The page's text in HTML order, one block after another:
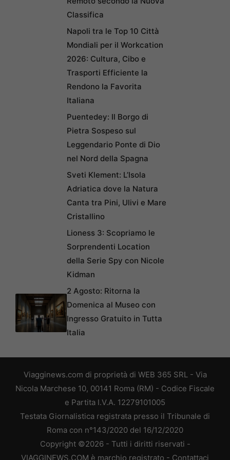
Classifica
Napoli tra le Top 10 Città
Mondiali per il Workcation
2026: Cultura, Cibo e
Trasporti Efficiente la
Rendono la Favorita
Italiana
Puentedey: Il Borgo di
Pietra Sospeso sul
Leggendario Ponte di Dio
nel Nord della Spagna
Sveti Klement: L’Isola
Adriatica dove la Natura
Canta tra Pini, Ulivi e Mare
Cristallino
Lioness 3: Scopriamo le
Sorprendenti Location
della Serie Spy con Nicole
Kidman
2 Agosto: Ritorna la
Domenica al Museo con
Ingresso Gratuito in Tutta
Italia
Viagginews.com di proprietà di WEB 365 SRL - Via
Nicola Marchese 10, 00141 Roma (RM) - Codice Fiscale
e Partita I.V.A. 12279101005
Testata Giornalistica registrata presso il Tribunale di
Roma con n°143/2020 del 16/12/2020
Copyright ©2026 - Tutti i diritti riservati -
VIAGGINEWS.COM è marchio registrato - Contattaci